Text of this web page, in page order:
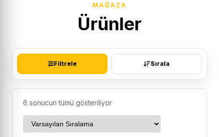
MAĞAZA
Ürünler
Filtrele Sırala
6 sonucun tümü gösteriliyor